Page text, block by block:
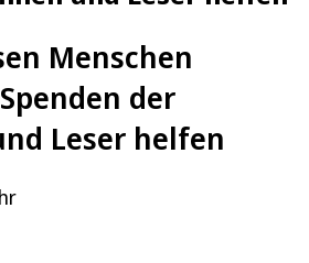
Menschen
der
Leser helfen